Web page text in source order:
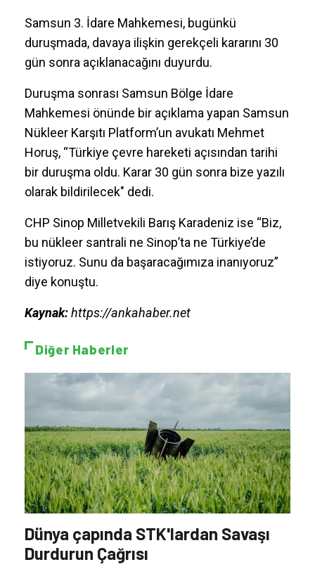
Samsun 3. İdare Mahkemesi, bugünkü
duruşmada, davaya ilişkin gerekçeli kararını 30
gün sonra açıklanacağını duyurdu.
Duruşma sonrası Samsun Bölge İdare
Mahkemesi önünde bir açıklama yapan Samsun
Nükleer Karşıtı Platform’un avukatı Mehmet
Horuş, “Türkiye çevre hareketi açısından tarihi
bir duruşma oldu. Karar 30 gün sonra bize yazılı
olarak bildirilecek" dedi.
CHP Sinop Milletvekili Barış Karadeniz ise “Biz,
bu nükleer santrali ne Sinop’ta ne Türkiye’de
istiyoruz. Sunu da başaracağımıza inanıyoruz”
diye konuştu.
Kaynak:https://ankahaber.net
Diğer Haberler
Dünya çapında STK'lardan Savaşı
Durdurun Çağrısı